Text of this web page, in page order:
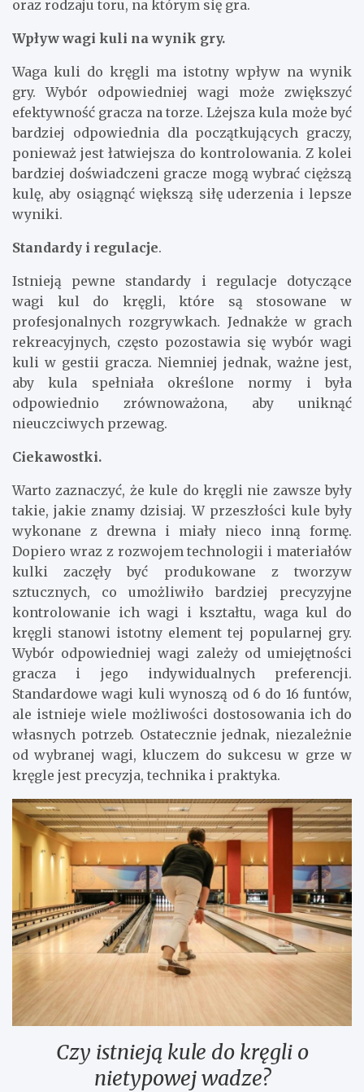
oraz rodzaju toru, na którym się gra.
Wpływ wagi kuli na wynik gry.
Waga kuli do kręgli ma istotny wpływ na wynik
gry. Wybór odpowiedniej wagi może zwiększyć
efektywność gracza na torze. Lżejsza kula może być
bardziej odpowiednia dla początkujących graczy,
ponieważ jest łatwiejsza do kontrolowania. Z kolei
bardziej doświadczeni gracze mogą wybrać cięższą
kulę, aby osiągnąć większą siłę uderzenia i lepsze
wyniki.
Standardy i regulacje.
Istnieją pewne standardy i regulacje dotyczące
wagi kul do kręgli, które są stosowane w
profesjonalnych rozgrywkach. Jednakże w grach
rekreacyjnych, często pozostawia się wybór wagi
kuli w gestii gracza. Niemniej jednak, ważne jest,
aby kula spełniała określone normy i była
odpowiednio zrównoważona, aby uniknąć
nieuczciwych przewag.
Ciekawostki.
Warto zaznaczyć, że kule do kręgli nie zawsze były
takie, jakie znamy dzisiaj. W przeszłości kule były
wykonane z drewna i miały nieco inną formę.
Dopiero wraz z rozwojem technologii i materiałów
kulki zaczęły być produkowane z tworzyw
sztucznych, co umożliwiło bardziej precyzyjne
kontrolowanie ich wagi i kształtu, waga kul do
kręgli stanowi istotny element tej popularnej gry.
Wybór odpowiedniej wagi zależy od umiejętności
gracza i jego indywidualnych preferencji.
Standardowe wagi kuli wynoszą od 6 do 16 funtów,
ale istnieje wiele możliwości dostosowania ich do
własnych potrzeb. Ostatecznie jednak, niezależnie
od wybranej wagi, kluczem do sukcesu w grze w
kręgle jest precyzja, technika i praktyka.
Czy istnieją kule do kręgli o
nietypowej wadze?